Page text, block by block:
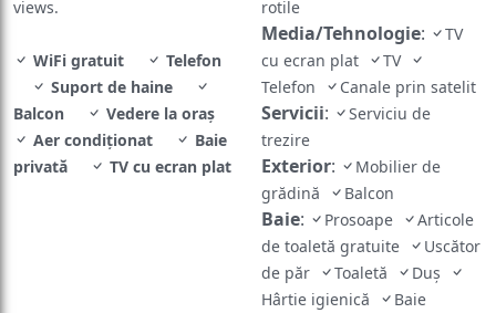
views.
WiFi gratuit
Telefon
Suport de haine
Balcon
Vedere la oraș
Aer condiţionat
Baie
privată
TV cu ecran plat
rotile
Media/Tehnologie:
TV
cu ecran plat
TV
Telefon
Canale prin satelit
Servicii:
Serviciu de
trezire
Exterior:
Mobilier de
grădină
Balcon
Baie: Prosoape
Articole
de toaletă gratuite
Uscător
de păr
Toaletă
Duş
Hârtie igienică
Baie